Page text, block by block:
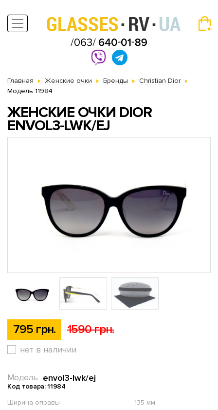
Главная Женские очки Бренды
Christian Dior
Модель 11984
ЖЕНСКИЕ ОЧКИ DIOR
ENVOL3-LWK/EJ
795 грн. 1590 грн.
нет в наличии
envol3-lwk/ej
Модель
Код товара: 11984
Ширина оправы
135 мм